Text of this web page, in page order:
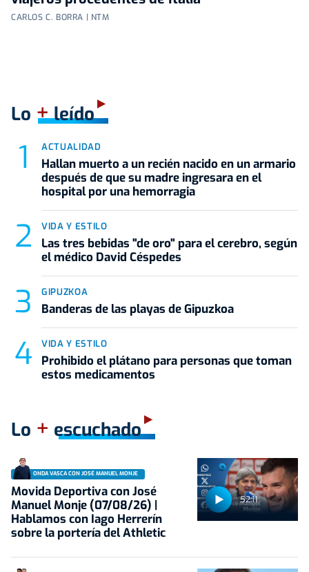
CARLOS C. BORRA | NTM
Lo +leído
ACTUALIDAD
Hallan muerto a un recién nacido en un armario
después de que su madre ingresara en el
hospital por una hemorragia
VIDA Y ESTILO
Las tres bebidas "de oro" para el cerebro, según
el médico David Céspedes
GIPUZKOA
Banderas de las playas de Gipuzkoa
VIDA Y ESTILO
Prohibido el plátano para personas que toman
estos medicamentos
Lo + escuchado
52:11
ONDA VASCA CON JOSÉ MANUEL MONJE
Movida Deportiva con José
Manuel Monje (07/08/26) |
Hablamos con Iago Herrerín
sobre la portería del Athletic